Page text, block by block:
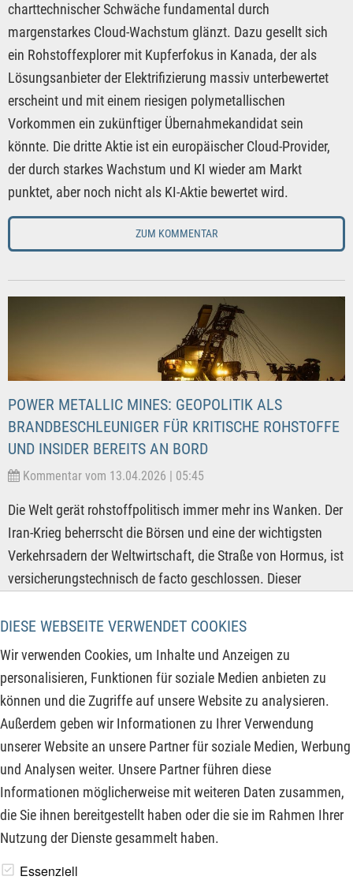
DIESE WEBSEITE VERWENDET COOKIES
Wir verwenden Cookies, um Inhalte und Anzeigen zu
personalisieren, Funktionen für soziale Medien anbieten zu
können und die Zugriffe auf unsere Website zu analysieren.
Außerdem geben wir Informationen zu Ihrer Verwendung
unserer Website an unsere Partner für soziale Medien, Werbung
und Analysen weiter. Unsere Partner führen diese
Informationen möglicherweise mit weiteren Daten zusammen,
die Sie ihnen bereitgestellt haben oder die sie im Rahmen Ihrer
Nutzung der Dienste gesammelt haben.
Essenziell
charttechnischer Schwäche fundamental durch
margenstarkes Cloud-Wachstum glänzt. Dazu gesellt sich
ein Rohstoffexplorer mit Kupferfokus in Kanada, der als
Lösungsanbieter der Elektrifizierung massiv unterbewertet
erscheint und mit einem riesigen polymetallischen
Vorkommen ein zukünftiger Übernahmekandidat sein
könnte. Die dritte Aktie ist ein europäischer Cloud-Provider,
der durch starkes Wachstum und KI wieder am Markt
punktet, aber noch nicht als KI-Aktie bewertet wird.
ZUM KOMMENTAR
POWER METALLIC MINES: GEOPOLITIK ALS
BRANDBESCHLEUNIGER FÜR KRITISCHE ROHSTOFFE
UND INSIDER BEREITS AN BORD
Kommentar vom 13.04.2026 | 05:45
Die Welt gerät rohstoffpolitisch immer mehr ins Wanken. Der
Iran-Krieg beherrscht die Börsen und eine der wichtigsten
Verkehrsadern der Weltwirtschaft, die Straße von Hormus, ist
versicherungstechnisch de facto geschlossen. Dieser
die Lieferketten längst unter Druck gesetzt und die drohende
Kerosin- und Dieselknappheit wirft in vielen Ländern der Erde
bereits ihre Schatten voraus. Tanker- und Frachtrouten sind
bereits deutlich teurer geworden und mehrere Länder,
besonders in Asien, rationieren bereits die Abgabe von
Kraftstoffen und reduzieren die Arbeitszeiten auf eine 4-
Tage-Woche, um Energie zu sparen.
www.derfinanzinvestor.de - © 2026 - Die Publikation für